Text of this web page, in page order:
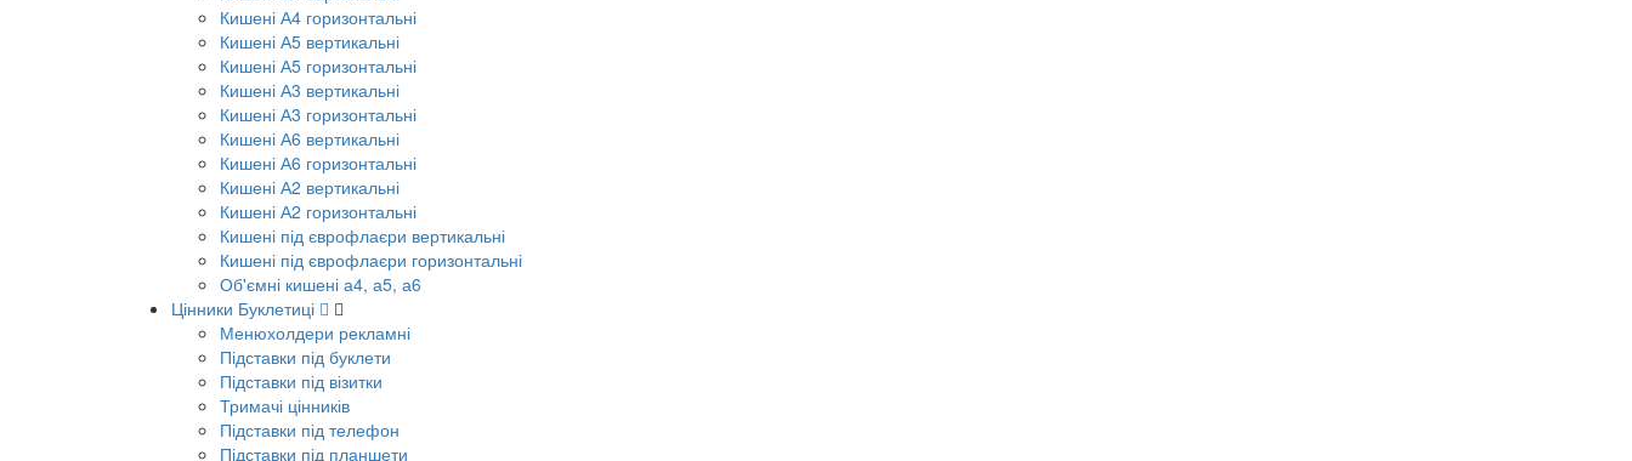
Кишені А4 горизонтальні
Кишені А5 вертикальні
Кишені А5 горизонтальні
Кишені А3 вертикальні
Кишені А3 горизонтальні
Кишені А6 вертикальні
Кишені А6 горизонтальні
Кишені А2 вертикальні
Кишені А2 горизонтальні
Кишені під єврофлаєри вертикальні
Кишені під єврофлаєри горизонтальні
Об'ємні кишені а4, а5, а6
Цінники Буклетиці
Менюхолдери рекламні
Підставки під буклети
Підставки під візитки
Тримачі цінників
Підставки під телефон
Підставки під планшети